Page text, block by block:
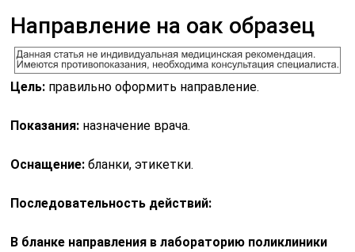
Направление на оак образец
Цель: правильно оформить направление.
Показания: назначение врача.
Оснащение: бланки, этикетки.
Последовательность действий:
В бланке направления в лабораторию поликлиники